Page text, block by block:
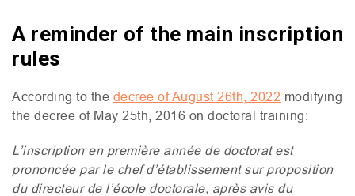
A reminder of the main inscription
rules
According to the decree of August 26th, 2022 modifying
the decree of May 25th, 2016 on doctoral training:
L’inscription en première année de doctorat est
prononcée par le chef d’établissement sur proposition
du directeur de l’école doctorale, après avis du